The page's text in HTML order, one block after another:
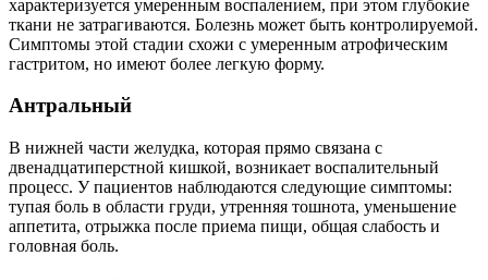
характеризуется умеренным воспалением, при этом глубокие
ткани не затрагиваются. Болезнь может быть контролируемой.
Симптомы этой стадии схожи с умеренным атрофическим
гастритом, но имеют более легкую форму.
Антральный
В нижней части желудка, которая прямо связана с
двенадцатиперстной кишкой, возникает воспалительный
процесс. У пациентов наблюдаются следующие симптомы:
тупая боль в области груди, утренняя тошнота, уменьшение
аппетита, отрыжка после приема пищи, общая слабость и
головная боль.